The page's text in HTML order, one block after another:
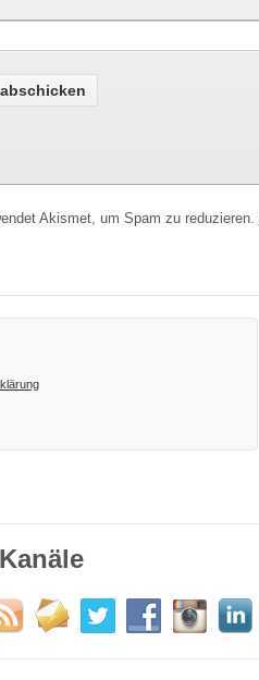
Akismet, um Spam zu reduzieren.